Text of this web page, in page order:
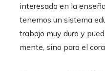
interesada en la
tenemos un sistema
trabajo muy duro y
mente, sino para el